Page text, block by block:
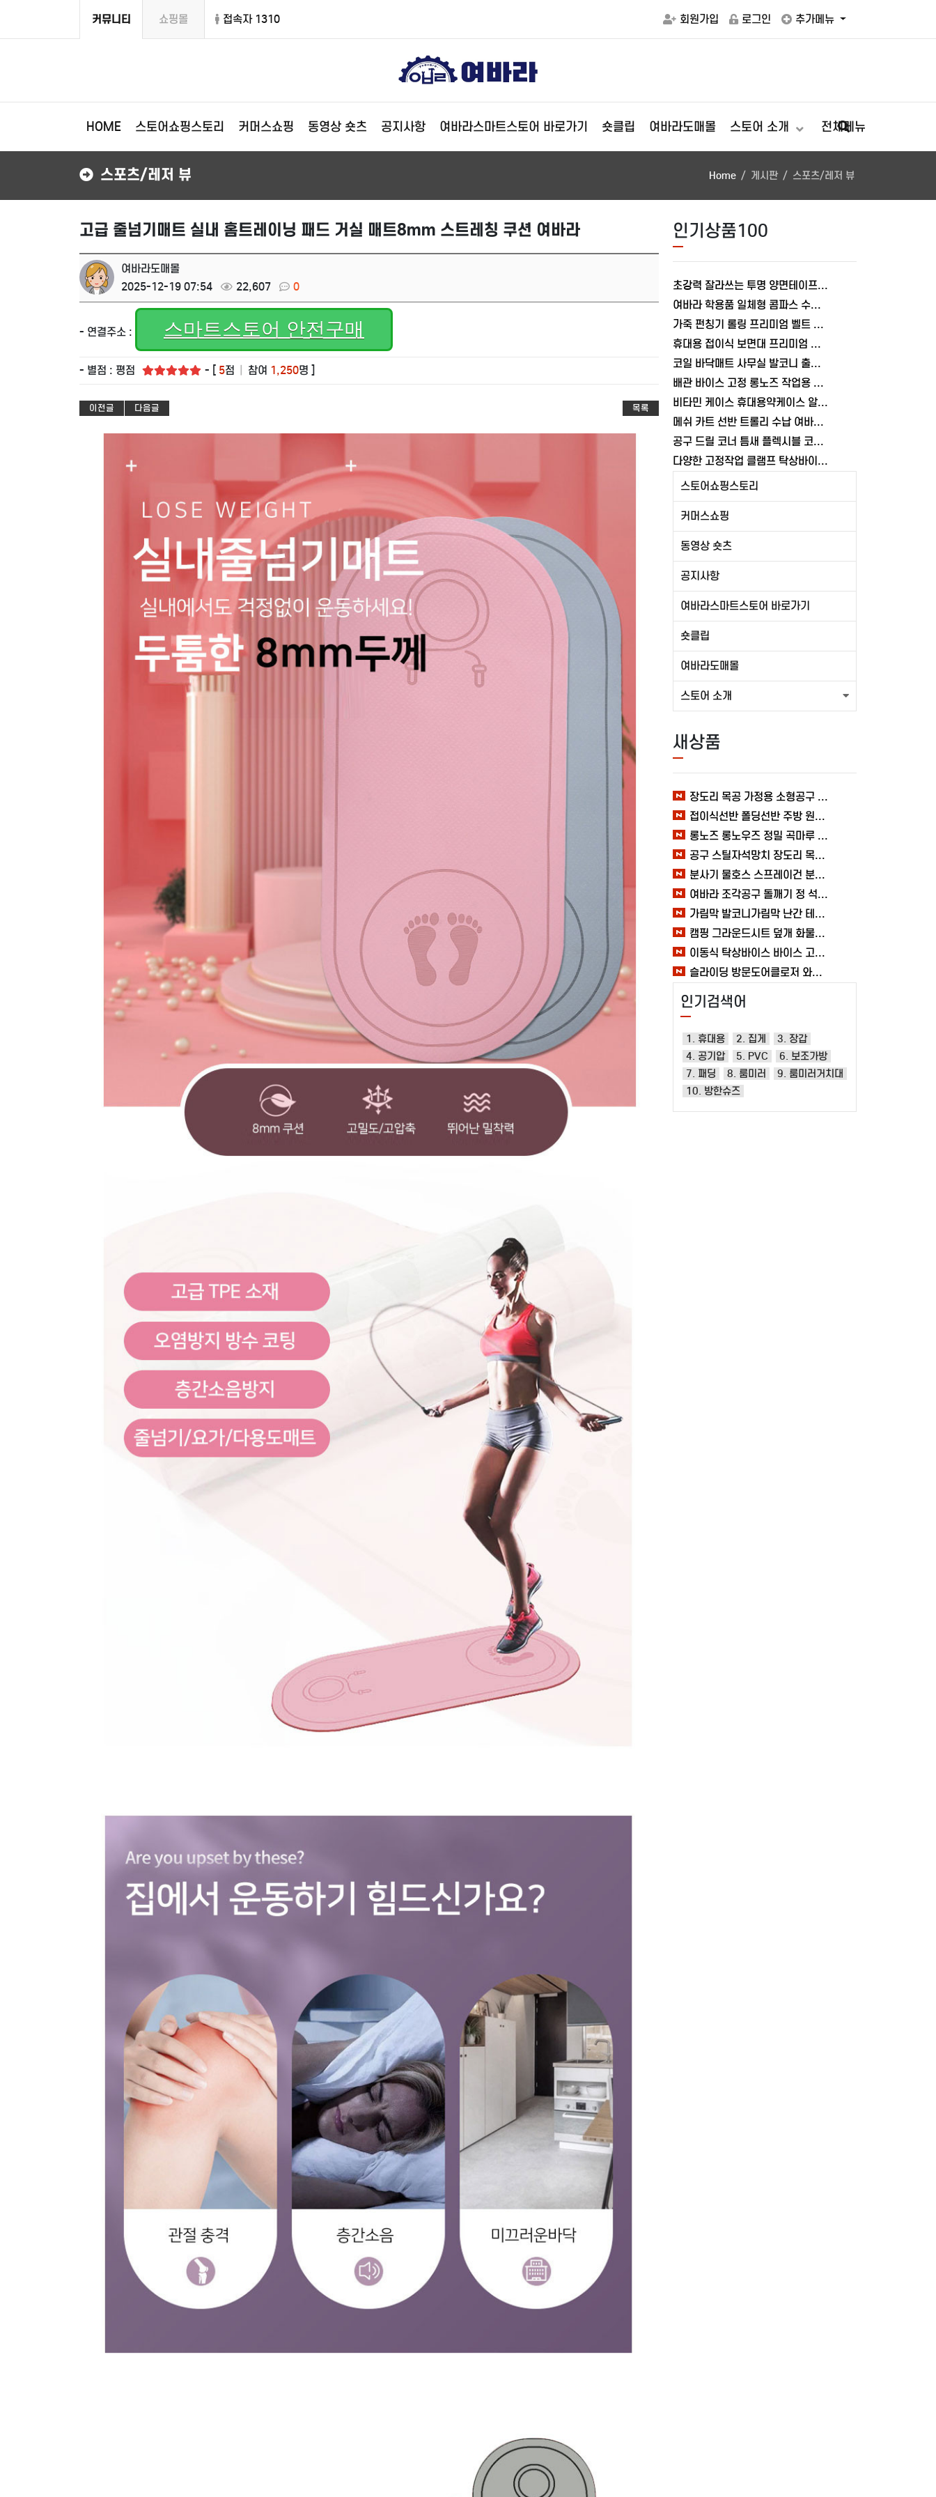
커뮤니티 쇼핑몰 접속자 1310 회원가입 로그인 추가메뉴
HOME 스토어쇼핑스토리 커머스쇼핑 동영상 숏츠 공지사항 여바라스마트스토어 바로가기 숏클립 여바라도매몰 스토어 소개 전체메뉴
스포츠/레저 뷰 Home 게시판 스포츠/레저 뷰
고급 줄넘기매트 실내 홈트레이닝 패드 거실 매트8mm 스트레칭 쿠션 여바라
여바라도매몰
2025-12-19 07:54
22,607 0
- 연결주소 : 스마트스토어 안전구매
- 별점 : 평점 - [ 5점 참여 1,250명 ]
이전글 다음글 목록
인기상품100
초강력 잘라쓰는 투명 양면테이프 나노겔 5m 실리콘 여바라 테이프
여바라 학용품 일체형 콤파스 수학교구 준비물 제도 컴퍼스
가죽 펀칭기 롤링 프리미엄 벨트 허리띠 다용도 구멍뚫기 공예 타공기 가방 여바라
휴대용 접이식 보면대 프리미엄 전문가용 악보거치대 가방포함 악보대
코일 바닥매트 사무실 발코니 출입구 매트 베란다 업소용 현관 매장 재단 여바라
배관 바이스 고정 롱노즈 작업용 RP6.5 판금 공구 플라이어 락킹 여바라
비타민 케이스 휴대용약케이스 알약보관함 요일별약통 영양제 여바라
메쉬 카트 선반 트롤리 수납 여바라 화이트 틈새 이동식 3단 철제
공구 드릴 코너 틈새 플렉시블 코브라 비트홀더 자바라 드라이버 여바라
다양한 고정작업 클램프 탁상바이스 가공 80MM 테이블 이동식 목공 바이스
스토어쇼핑스토리
커머스쇼핑
동영상 숏츠
공지사항
여바라스마트스토어 바로가기
숏클립
여바라도매몰
스토어 소개
새상품
장도리 목공 가정용 소형공구 캠핑 손망치 휴대용 미니망치 여바라
접이식선반 폴딩선반 주방 원터치 여바라 4단, 이동식 베란다 팬트리 72x34x126.5cm, 수납 블랙
롱노즈 롱노우즈 정밀 곡마루 공구용품 작업 케이블 조립 여바라 공예 전선
공구 스틸자석망치 장도리 목공 쇠망치 캠핑 목수 가정용 빠루 여바라
분사기 물호스 스프레이건 분사건 청소 베란다 대형 원예용 수도 욕실 여바라
여바라 조각공구 돌깨기 정 석공 250x16mm 조각정 송곳형 손보호
가림막 발코니가림막 난간 테라스 가리개 베란다 다용도 사생활보호 3M 여바라
캠핑 그라운드시트 덮개 화물차 시트 바닥 방수포 여바라 타포린 2X3 블루 텐트
이동식 탁상바이스 바이스 고정작업 클램프 테이블 가공 목공 다양한 60MM 여바라
슬라이딩 방문도어클로저 와이어 미닫이 자동문닫힘 1.2mm 열림방지 무타공 중문 여바라
인기검색어
1. 휴대용 2. 집게
3. 장갑
4. 공기압
5. PVC
6. 보조가방
7. 패딩
8. 룸미러
9. 룸미러거치대
10. 방한슈즈